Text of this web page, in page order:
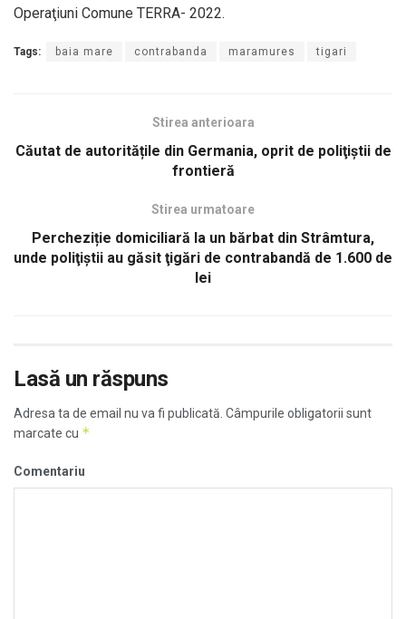
Operaţiuni Comune TERRA- 2022.
Tags: baia mare contrabanda maramures tigari
Stirea anterioara
Căutat de autoritățile din Germania, oprit de poliţiştii de
frontieră
Stirea urmatoare
Percheziție domiciliară la un bărbat din Strâmtura,
unde poliţiştii au găsit ţigări de contrabandă de 1.600 de
lei
Lasă un răspuns
Adresa ta de email nu va fi publicată. Câmpurile obligatorii sunt
marcate cu *
Comentariu